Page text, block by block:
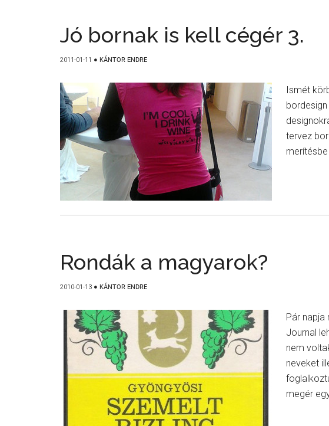
Jó bornak is kell cégér 3.
2011-01-11 ● KÁNTOR ENDRE
Ismét
tervez
Rondák a magyarok?
2010-01-13 ● KÁNTOR ENDRE
Pár napja
Journal
nem
neveket
megér